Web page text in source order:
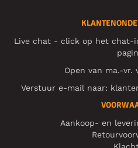
Live chat - click op het chat-
Open van ma.-vr.
Verstuur e-mail naar:
Aankoop- en